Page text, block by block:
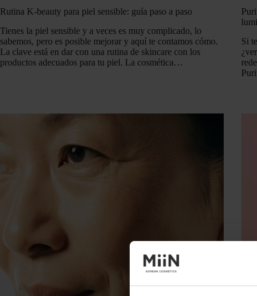
Rutina K-beauty para piel sensible: guía paso a paso
Tienes la piel sensible y a veces es muy complicado, lo
sabemos, pero es posible mejorar y aquí te contamos cómo.
La clave está en dar con una rutina de skincare con los
productos adecuados para tu piel. La cosmética…
Si